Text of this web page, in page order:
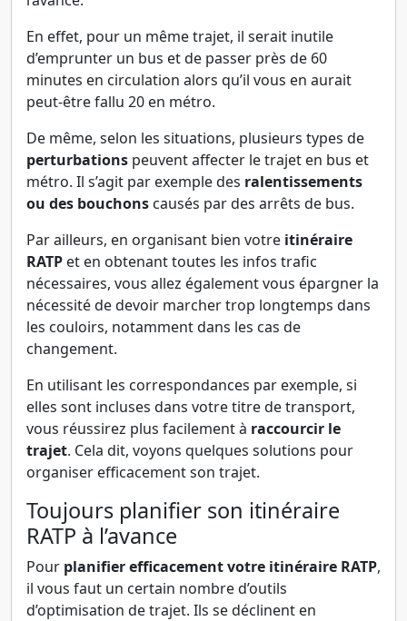
En effet, pour un même trajet, il serait inutile
d’emprunter un bus et de passer près de 60
minutes en circulation alors qu’il vous en aurait
peut-être fallu 20 en métro.
De même, selon les situations, plusieurs types de
perturbations peuvent affecter le trajet en bus et
métro. Il s’agit par exemple des ralentissements
ou des bouchons causés par des arrêts de bus.
Par ailleurs, en organisant bien votre itinéraire
RATP et en obtenant toutes les infos trafic
nécessaires, vous allez également vous épargner la
nécessité de devoir marcher trop longtemps dans
les couloirs, notamment dans les cas de
changement.
En utilisant les correspondances par exemple, si
elles sont incluses dans votre titre de transport,
vous réussirez plus facilement à raccourcir le
trajet. Cela dit, voyons quelques solutions pour
organiser efficacement son trajet.
Toujours planifier son itinéraire
RATP à l’avance
Pour planifier efficacement votre itinéraire RATP,
il vous faut un certain nombre d’outils
d’optimisation de trajet. Ils se déclinent en